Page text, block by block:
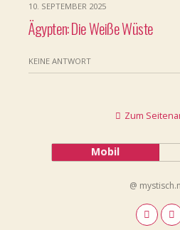
10. SEPTEMBER 2025
Ägypten: Die Weiße Wüste
KEINE ANTWORT
Zum
Mobil
@